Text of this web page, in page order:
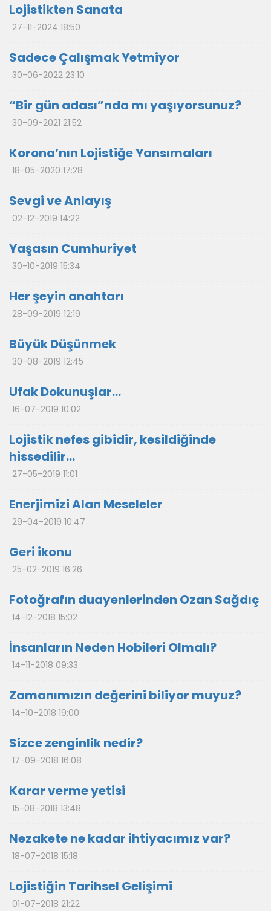
Lojistikten Sanata
27-11-2024 18:50
Sadece Çalışmak Yetmiyor
30-06-2022 23:10
“Bir gün adası”nda mı yaşıyorsunuz?
30-09-2021 21:52
Korona’nın Lojistiğe Yansımaları
18-05-2020 17:28
Sevgi ve Anlayış
02-12-2019 14:22
Yaşasın Cumhuriyet
30-10-2019 15:34
Her şeyin anahtarı
28-09-2019 12:19
Büyük Düşünmek
30-08-2019 12:45
Ufak Dokunuşlar…
16-07-2019 10:02
Lojistik nefes gibidir, kesildiğinde
hissedilir…
27-05-2019 11:01
Enerjimizi Alan Meseleler
29-04-2019 10:47
Geri ikonu
25-02-2019 16:26
Fotoğrafın duayenlerinden Ozan Sağdıç
14-12-2018 15:02
İnsanların Neden Hobileri Olmalı?
14-11-2018 09:33
Zamanımızın değerini biliyor muyuz?
14-10-2018 19:00
Sizce zenginlik nedir?
17-09-2018 16:08
Karar verme yetisi
15-08-2018 13:48
Nezakete ne kadar ihtiyacımız var?
18-07-2018 15:18
Lojistiğin Tarihsel Gelişimi
01-07-2018 21:22